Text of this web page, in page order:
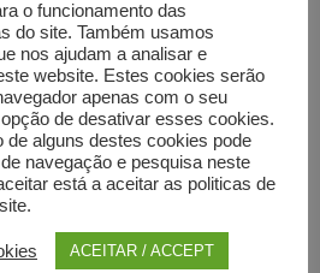
o funcionamento das
do site. Também usamos
nos ajudam a analisar e
website. Estes cookies serão
apenas com o seu
de desativar esses cookies.
de alguns destes cookies pode
navegação e pesquisa neste
está a aceitar as politicas de
ACEITAR / ACCEPT